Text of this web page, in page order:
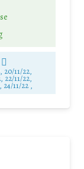
20/11/22,
22/11/22,
24/11/22 ,